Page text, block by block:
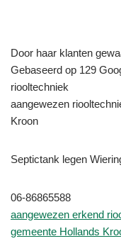
Door haar klanten
Gebaseerd op 129
riooltechniek
aangewezen
Kroon
Septictank legen
06-86865588
aangewezen erkend
gemeente Hollands